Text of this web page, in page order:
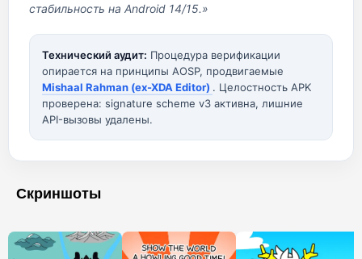
стабильность на Android 14/15.»
Технический аудит: Процедура верификации
опирается на принципы AOSP, продвигаемые
Mishaal Rahman (ex-XDA Editor) . Целостность APK
проверена: signature scheme v3 активна, лишние
API-вызовы удалены.
Скриншоты